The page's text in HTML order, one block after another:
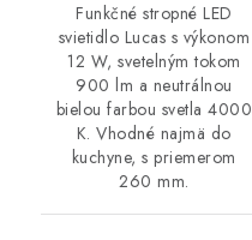
Funkčné stropné LED
svietidlo Lucas s výkonom
12 W, svetelným tokom
900 lm a neutrálnou
bielou farbou svetla 4000
K. Vhodné najmä do
kuchyne, s priemerom
260 mm.